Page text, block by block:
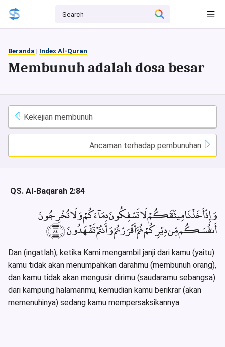
Beranda | Index Al-Quran
Membunuh adalah dosa besar
Kekejian membunuh
Ancaman terhadap pembunuhan
QS. Al-Baqarah 2:84
وَإِذْ أَخَذْنَا مِيثَٰقَكُمْ لَا تَسْفِكُونَ دِمَآءَكُمْ وَلَا تُخْرِجُونَ
أَنفُسَكُم مِّن دِيَٰرِكُمْ ثُمَّ أَقْرَرْتُمْ وَأَنتُمْ تَشْهَدُونَ ﴿٨٤﴾
Dan (ingatlah), ketika Kami mengambil janji dari kamu (yaitu):
kamu tidak akan menumpahkan darahmu (membunuh orang),
dan kamu tidak akan mengusir dirimu (saudaramu sebangsa)
dari kampung halamanmu, kemudian kamu berikrar (akan
memenuhinya) sedang kamu mempersaksikannya.